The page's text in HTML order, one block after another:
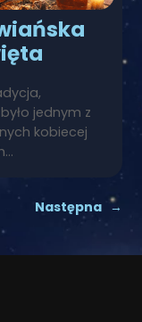
jednym z
kobiecej
Następna →